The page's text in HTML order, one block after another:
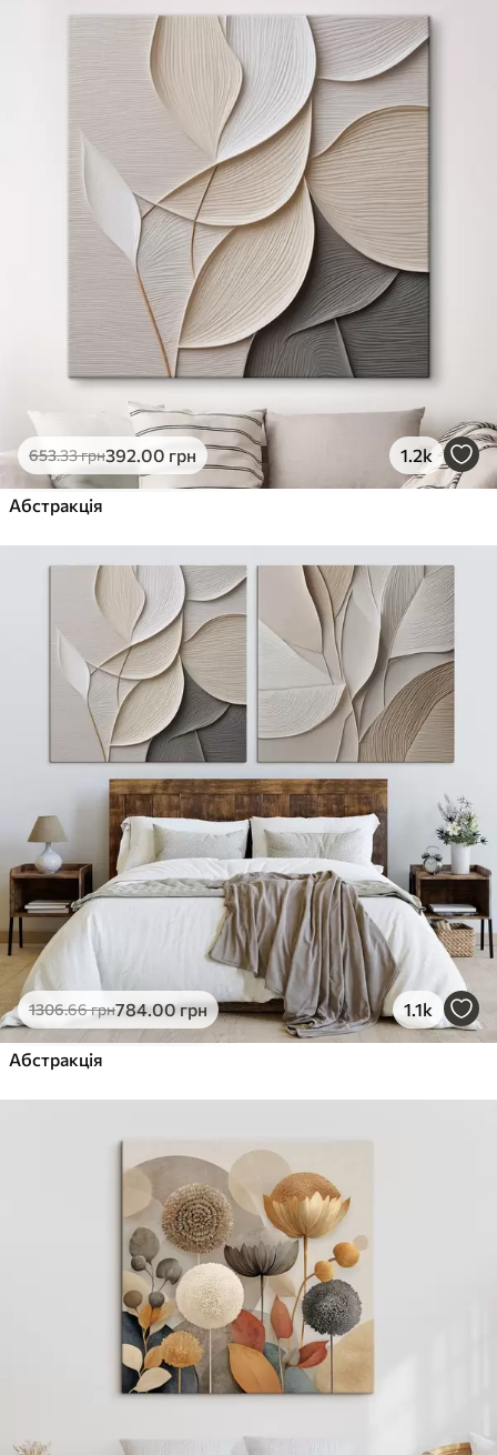
Яскраві, насичені кольори
Стійкість до вицвітання
Безпечне чорнило без запаху
Поверхня з текстурою полотна
Екологічний матеріал
Преміум
363.00
Яскраві, насичені кольори
Стійкість до вицвітання
Безпечне чорнило без запаху
Поверхня з текстурою полотна
Екологічний матеріал
Еко-Преміум
.00грн
✓Яскраві, насичені кольори
Поверхня з текстурою полотна
Екологічний матеріал
653.33грн392.00 грн 1.2k
Абстракція
1306.66грн784.00грн 1.1k
Абстракція